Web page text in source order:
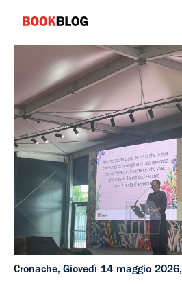
contenuto
Bookblog
Cronache, Giovedì 14 maggio 2026,